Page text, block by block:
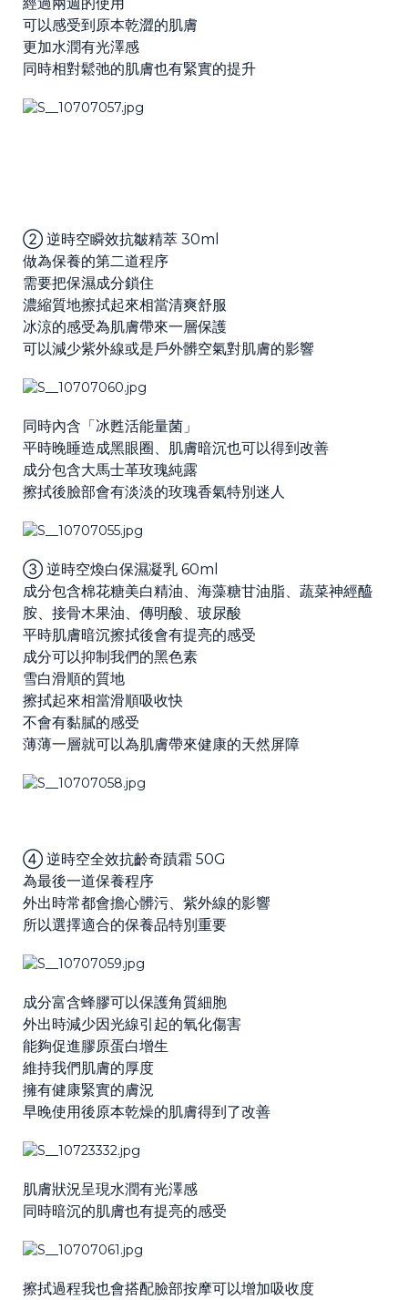
可以感受到原本乾澀的肌膚
更加水潤有光澤感
同時相對鬆弛的肌膚也有緊實的提升
② 逆時空瞬效抗皺精萃 30ml
做為保養的第二道程序
需要把保濕成分鎖住
濃縮質地擦拭起來相當清爽舒服
冰涼的感受為肌膚帶來一層保護
可以減少紫外線或是戶外髒空氣對肌膚的影響
同時內含「冰甦活能量菌」
平時晚睡造成黑眼圈、肌膚暗沉也可以得到改善
成分包含大馬士革玫瑰純露
擦拭後臉部會有淡淡的玫瑰香氣特別迷人
③ 逆時空煥白保濕凝乳 60ml
成分包含棉花糖美白精油、海藻糖甘油脂、蔬菜神經醯
胺、接骨木果油、傳明酸、玻尿酸
平時肌膚暗沉擦拭後會有提亮的感受
成分可以抑制我們的黑色素
雪白滑順的質地
擦拭起來相當滑順吸收快
不會有黏膩的感受
薄薄一層就可以為肌膚帶來健康的天然屏障
④ 逆時空全效抗齡奇蹟霜 50G
為最後一道保養程序
外出時常都會擔心髒污、紫外線的影響
所以選擇適合的保養品特別重要
成分富含蜂膠可以保護角質細胞
外出時減少因光線引起的氧化傷害
能夠促進膠原蛋白增生
維持我們肌膚的厚度
擁有健康緊實的膚況
早晚使用後原本乾燥的肌膚得到了改善
肌膚狀況呈現水潤有光澤感
同時暗沉的肌膚也有提亮的感受
擦拭過程我也會搭配臉部按摩可以增加吸收度